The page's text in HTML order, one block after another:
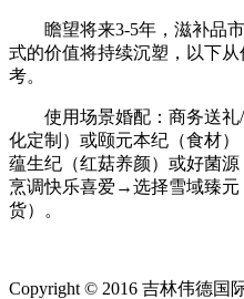
瞻望将来3-5年，滋补品市
式的价值将持续沉塑，以下
考。
使用场景婚配：商务送礼/
化定制）或颐元本纪（食材
蕴生纪（红菇养颜）或好菌
烹调快乐喜爱→选择雪域臻元
货）。
Copyright © 2016 吉林伟德国